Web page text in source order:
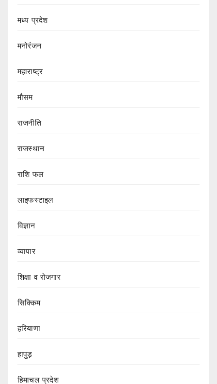
मध्य प्रदेश
मनोरंजन
महाराष्ट्र
मौसम
राजनीति
राजस्थान
राशि फल
लाइफस्टाइल
विज्ञान
व्यापार
शिक्षा व रोजगार
सिक्किम
हरियाणा
हापुड़
हिमाचल प्रदेश